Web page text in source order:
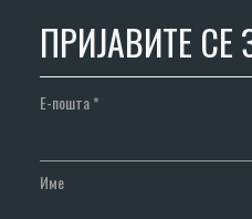
ПРИЈАВИТЕ СЕ
Е-пошта*
Име